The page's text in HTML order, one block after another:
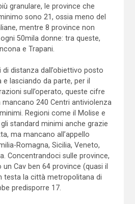
granulare, le province che
sono 21, ossia meno del
mentre 8 province non
50mila donne: tra queste,
e Trapani.
di distanza dall’obiettivo posto
e lasciando da parte, per il
sull’operato, queste cifre
240 Centri antiviolenza
Regioni come il Molise e
gli standard minimi anche grazie
ma mancano all’appello
Romagna, Sicilia, Veneto,
Concentrandoci sulle province,
Cav ben 64 province (quasi il
testa la città metropolitana di
predisporre 17.